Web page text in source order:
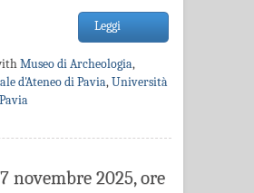
Leggi
Museo di Archeologia,
d'Ateneo di Pavia,Università
novembre 2025, ore